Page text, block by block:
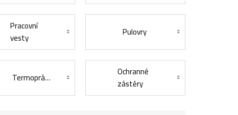
Pracovní
vesty
Pulovry
Termoprádlo
Ochranné
zástěry